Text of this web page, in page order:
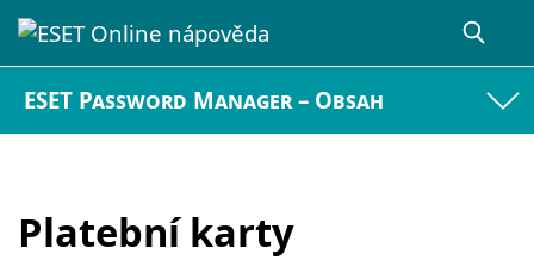
ESET Password Manager – Obsah
Platební karty